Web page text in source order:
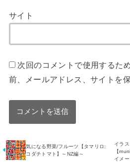
サイト
次回のコメントで使用するた
前、メールアドレス、サイトを保
気になる野菜/フルーツ【タマリロ:
コダチトマト】～NZ編～
イラ
【
イメー